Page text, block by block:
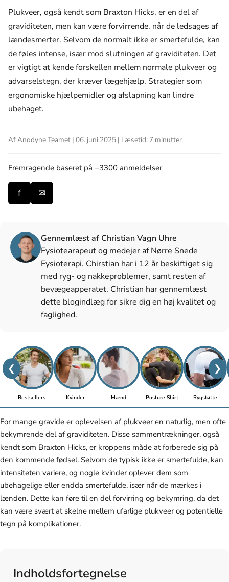
Plukveer, også kendt som Braxton Hicks, er en del af
graviditeten, men kan være forvirrende, når de ledsages af
lændesmerter. Selvom de normalt ikke er smertefulde, kan
de føles intense, især mod slutningen af graviditeten. Det
er vigtigt at kende forskellen mellem normale plukveer og
advarselstegn, der kræver lægehjælp. Strategier som
ergonomiske hjælpemidler og afslapning kan lindre
ubehaget.
Af Anodyne Teamet | 06. juni 2025 | Læsetid: 7 minutter
Fremragende baseret på +3300 anmeldelser
f ✉
Gennemlæst af Christian Vagn Uhre
Fysiotearapeut og medejer af Nørre Snede
Fysioterapi. Chirstian har i 12 år beskiftiget sig
med ryg- og nakkeproblemer, samt resten af
bevægeapperatet. Christian har gennemlæst
dette blogindlæg for sikre dig en høj kvalitet og
faglighed.
❮ ❯
Bestsellers Kvinder Mænd Posture Shirt Rygstøtte
For mange gravide er oplevelsen af plukveer en naturlig, men ofte
bekymrende del af graviditeten. Disse sammentrækninger, også
kendt som Braxton Hicks, er kroppens måde at forberede sig på
den kommende fødsel. Selvom de typisk ikke er smertefulde, kan
intensiteten variere, og nogle kvinder oplever dem som
ubehagelige eller endda smertefulde, især når de mærkes i
lænden. Dette kan føre til en del forvirring og bekymring, da det
kan være svært at skelne mellem ufarlige plukveer og potentielle
tegn på komplikationer.
Indholdsfortegnelse